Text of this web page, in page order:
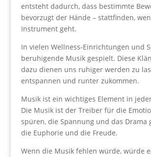
entsteht dadurch, dass bestimmte
bevorzugt der Hände – stattfinden,
Instrument geht.
In vielen Wellness-Einrichtungen und
beruhigende Musik gespielt. Diese
dazu dienen uns ruhiger werden zu
entspannen und runter zukommen.
Musik ist ein wichtiges Element in
Die Musik ist der Treiber für die
spüren, die Spannung und das Drama
die Euphorie und die Freude.
Wenn die Musik fehlen würde, würde